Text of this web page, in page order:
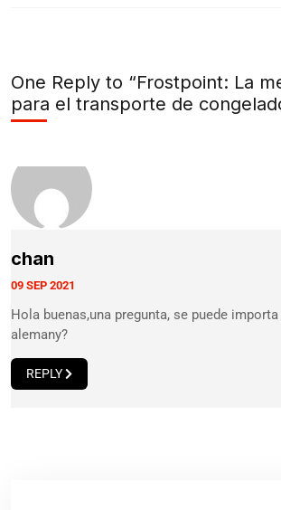
One Reply to “Frostpoint: La
para el transporte de
chan
09 SEP 2021
Hola buenas,una pregunta, se puede
alemany?
REPLY